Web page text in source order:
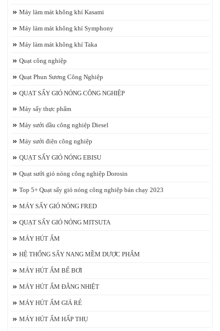
Máy làm mát không khí Kasami
Máy làm mát không khí Symphony
Máy làm mát không khí Taka
Quạt công nghiệp
Quạt Phun Sương Công Nghiệp
QUẠT SẤY GIÓ NÓNG CÔNG NGHIỆP
Máy sấy thực phẩm
Máy sưởi dầu công nghiệp Diesel
Máy sưởi điện công nghiệp
QUẠT SẤY GIÓ NÓNG EBISU
Quạt sưởi gió nóng công nghiệp Dorosin
Top 5+ Quạt sấy gió nóng công nghiệp bán chạy 2023
MÁY SẤY GIÓ NÓNG FRED
QUẠT SẤY GIÓ NÓNG MITSUTA
MÁY HÚT ẨM
HỆ THỐNG SẤY NANG MỀM DƯỢC PHẨM
MÁY HÚT ẨM BỂ BƠI
MÁY HÚT ẨM ĐẲNG NHIỆT
MÁY HÚT ẨM GIÁ RẺ
MÁY HÚT ẨM HẤP THỤ